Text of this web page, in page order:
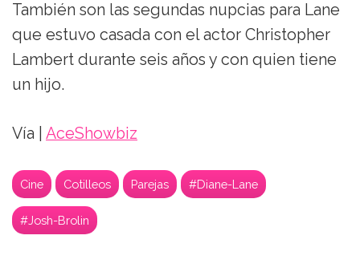
También son las segundas nupcias para Lane
que estuvo casada con el actor Christopher
Lambert durante seis años y con quien tiene
un hijo.
Vía | AceShowbiz
Cine Cotilleos Parejas #Diane-Lane
#Josh-Brolin